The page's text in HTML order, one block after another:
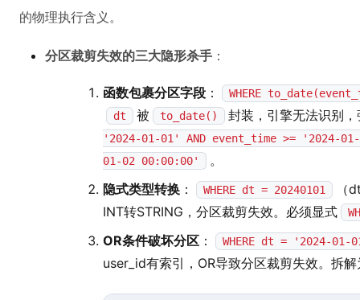
的物理执行含义。
分区裁剪失效的三大隐形杀手 ：
函数包裹分区字段 ：
WHERE
dt
被 to_date() 封装，引擎无法识别
'2024-01-01' AND event_time >= '2024-
01-02 00:00:00'
。
隐式类型转换 ： WHERE dt = 20240101
（
INT转STRING，分区裁剪失效。必须显式
OR条件破坏分区 ： WHERE dt = '2024-
user_id有索引，OR导致分区裁剪失效。拆